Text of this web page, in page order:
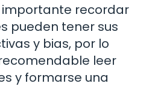
importante recordar
pueden tener sus
y bias, por lo
leer
y formarse una